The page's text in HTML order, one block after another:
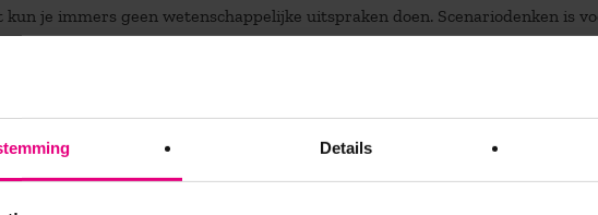
Details
je immers geen wetenschappelijke uitspraken doen. Scenariodenken is
goede scenario’s maken. Om die reden heb ik het boek Wijzer in de
handleiding in het maken en gebruiken van toekomstscenario’s. Inclusief
soort kookboek dus.’